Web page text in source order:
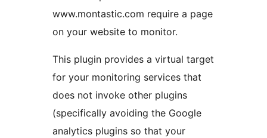
www.montastic.com require a page
on your website to monitor.
This plugin provides a virtual target
for your monitoring services that
does not invoke other plugins
(specifically avoiding the Google
analytics plugins so that your